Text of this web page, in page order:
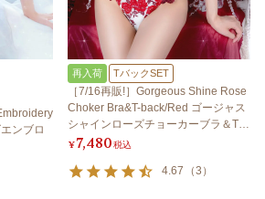
ンブロ
再入荷 TバックSET
［7/16再販!］Gorgeous Shine Rose
Choker Bra&T-back/Red ゴージャス
シャインローズチョーカーブラ＆Tバ
ック/レッド
¥7,480税込
4.67 （3 ）